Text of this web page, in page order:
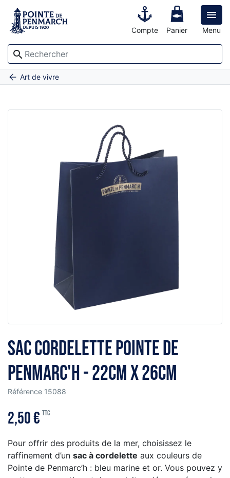

Menu
search
Compte Panier
AccueilArt de vivre
Sac cordelette Pointe de Penmarc'h - 22cm x 26cm
Sac cordelette Pointe de
Penmarc'h - 22cm x 26cm
Référence 15088
2,50 € TTC
Pour offrir des produits de la mer, choisissez le
raffinement d’un sac à cordelette aux couleurs de
Pointe de Penmarc’h : bleu marine et or. Vous pouvez y